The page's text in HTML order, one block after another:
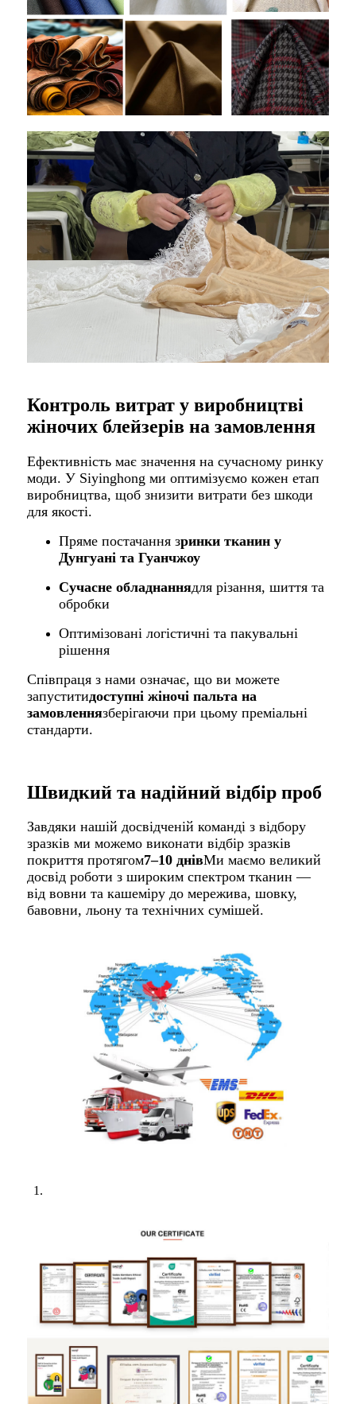
Контроль витрат у виробництві
жіночих блейзерів на замовлення
Ефективність має значення на сучасному ринку
моди. У Siyinghong ми оптимізуємо кожен етап
виробництва, щоб знизити витрати без шкоди
для якості.
Пряме постачання зринки тканин у
Дунгуані та Гуанчжоу
Сучасне обладнаннядля різання, шиття та
обробки
Оптимізовані логістичні та пакувальні
рішення
Співпраця з нами означає, що ви можете
запуститидоступні жіночі пальта на
замовленнязберігаючи при цьому преміальні
стандарти.
Швидкий та надійний відбір проб
Завдяки нашій досвідченій команді з відбору
зразків ми можемо виконати відбір зразків
покриття протягом7–10 днівМи маємо великий
досвід роботи з широким спектром тканин —
від вовни та кашеміру до мережива, шовку,
бавовни, льону та технічних сумішей.